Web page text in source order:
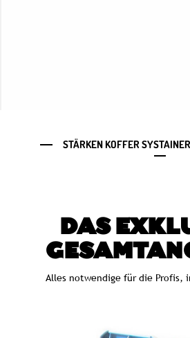
STÄRKEN KOFFER
DAS
Alles notwendige für die Profis,